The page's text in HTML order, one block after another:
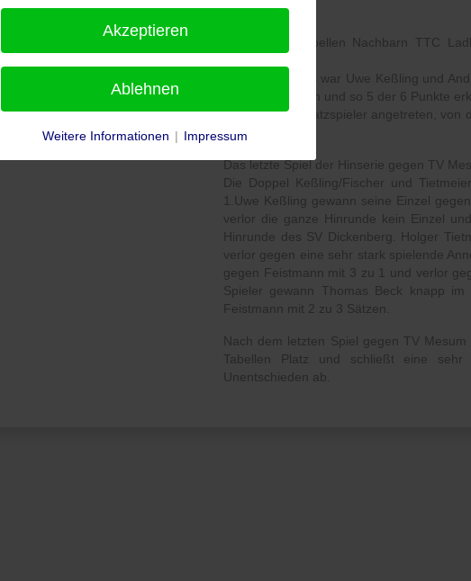
0.
Gegen den Tabellen Nachbarn TTC
Dieses Ergebnis war Uwe Keßling und
Einzel gewannen und so 5 der 6 Punkte
wurde mit 2 Ersatzspieler angetreten, von
hat.
Das letzte Spiel der Hinserie gegen TV
Die Doppel Keßling/Fischer und
1.Uwe Keßling gewann seine Einzel
verlor die ganze Hinrunde kein Einzel
Hinrunde des SV Dickenberg. Holger
verlor gegen eine sehr stark spielende
gegen Feistmann mit 3 zu 1 und verlor
Spieler gewann Thomas Beck knapp
Feistmann mit 2 zu 3 Sätzen.
Nach dem letzten Spiel gegen TV
Tabellen Platz und schließt eine
Unentschieden ab.
Akzeptieren
Ablehnen
Weitere Informationen | Impressum